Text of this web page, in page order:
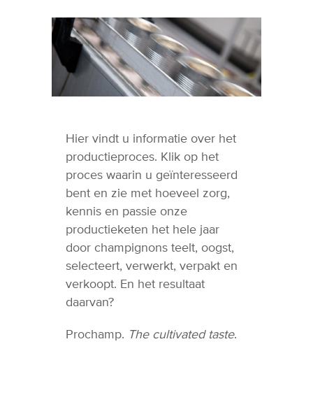
Hier vindt u informatie over het
productieproces. Klik op het
proces waarin u geïnteresseerd
bent en zie met hoeveel zorg,
kennis en passie onze
productieketen het hele jaar
door champignons teelt, oogst,
selecteert, verwerkt, verpakt en
verkoopt. En het resultaat
daarvan?
Prochamp. The cultivated taste.